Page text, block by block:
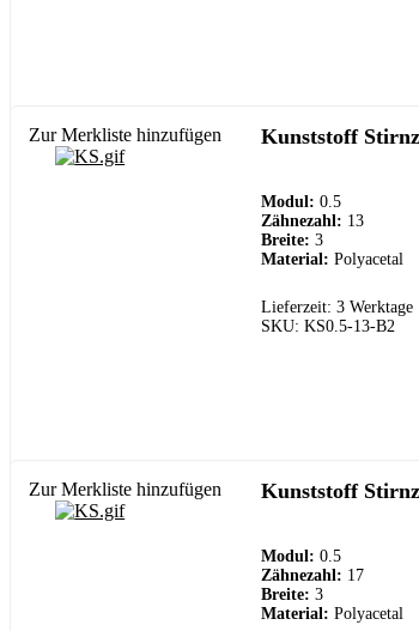
Zur Merkliste hinzufügen Kunststoff
Modul: 0.5
Zähnezahl: 13
Breite: 3
Material: Polyacetal
Lieferzeit: 3 Werktage
SKU: KS0.5-13-B2
Zur Merkliste hinzufügen Kunststoff
Modul: 0.5
Zähnezahl: 17
Breite: 3
Material: Polyacetal